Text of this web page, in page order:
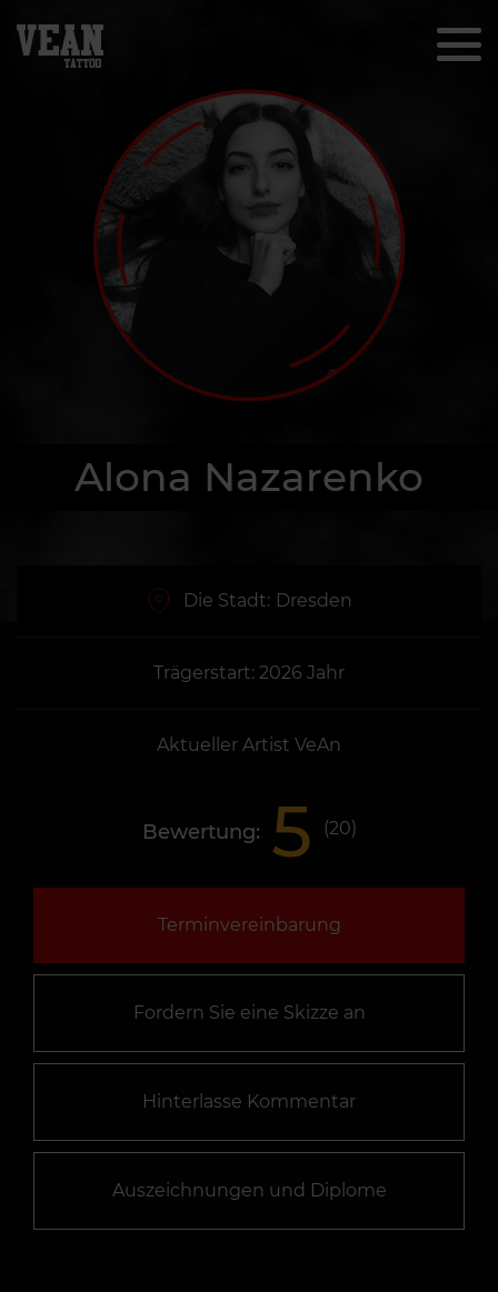
Alona Nazarenko
Die Stadt: Dresden
Trägerstart: 2026 Jahr
Aktueller Artist VeAn
Bewertung: 5 (20)
Terminvereinbarung
Fordern Sie eine Skizze an
Hinterlasse Kommentar
Auszeichnungen und Diplome